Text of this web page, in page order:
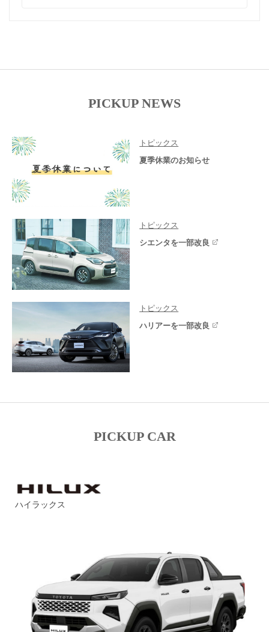
PICKUP NEWS
トピックス
夏季休業のお知らせ
トピックス
シエンタを一部改良
トピックス
ハリアーを一部改良
PICKUP CAR
ハイラックス